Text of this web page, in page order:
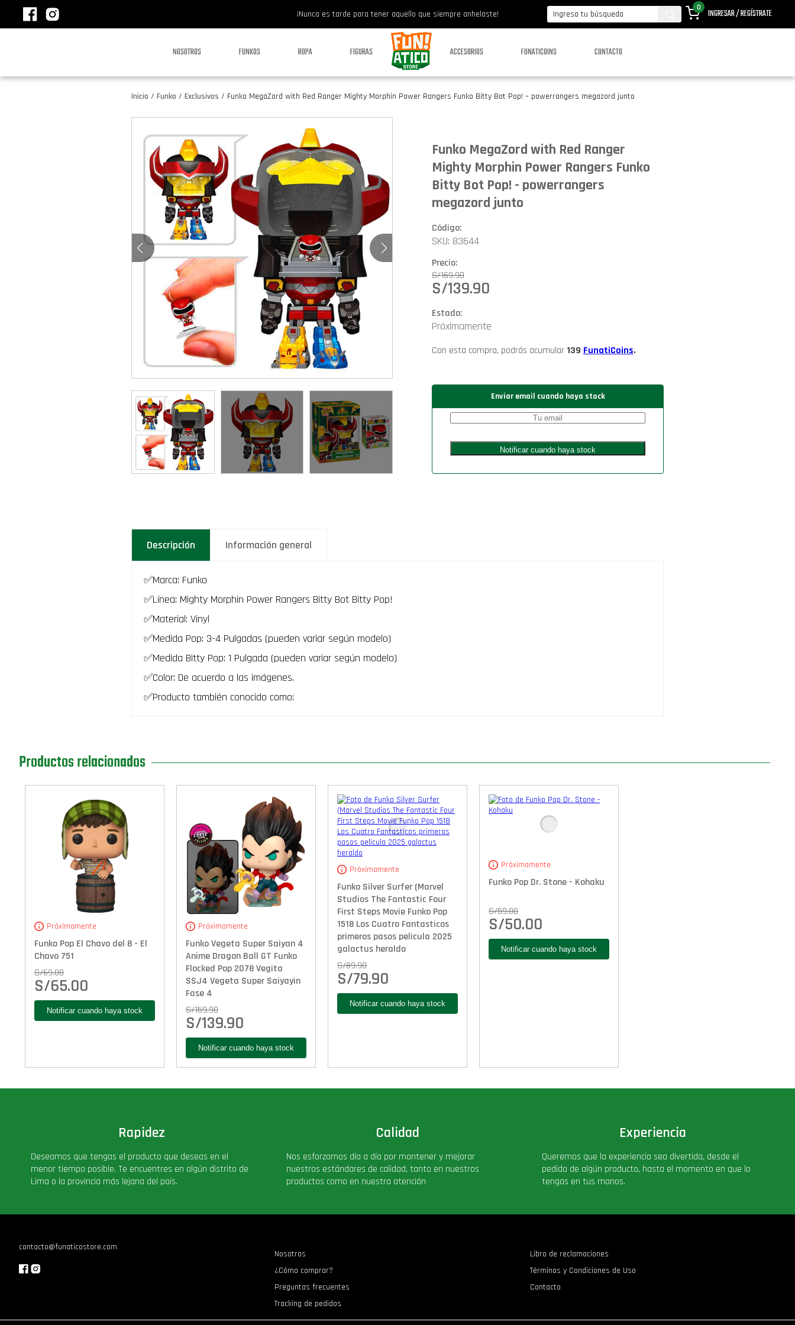
¡Nunca es tarde para tener aquello que siempre anhelaste!
0 INGRESAR / REGÍSTRATE
NOSOTROS FUNKOS ROPA FIGURAS ACCESORIOS FUNATICOINS CONTACTO
Inicio / Funko / Exclusivos / Funko MegaZord with Red Ranger Mighty Morphin Power Rangers Funko Bitty Bot Pop! – powerrangers megazord junto
Funko MegaZord with Red Ranger
Mighty Morphin Power Rangers Funko
Bitty Bot Pop! - powerrangers
megazord junto
Código:
SKU: 83644
Precio:
S/169.90
S/139.90
Estado:
Próximamente
Con esta compra, podrás acumular 139 FunatiCoins.
Enviar email cuando haya stock
Descripción Información general
✅Marca: Funko
✅Línea: Mighty Morphin Power Rangers Bitty Bot Bitty Pop!
✅Material: Vinyl
✅Medida Pop: 3-4 Pulgadas (pueden variar según modelo)
✅Medida Bitty Pop: 1 Pulgada (pueden variar según modelo)
✅Color: De acuerdo a las imágenes.
✅Producto también conocido como:
Productos relacionados
Próximamente
Funko Pop El Chavo del 8 - El
Chavo 751
S/69.00
S/65.00
Próximamente
Funko Vegeta Super Saiyan 4
Anime Dragon Ball GT Funko
Flocked Pop 2078 Vegita
SSJ4 Vegeta Super Saiyayin
Fase 4
S/159.90
S/139.90
Próximamente
Funko Silver Surfer (Marvel
Studios The Fantastic Four
First Steps Movie Funko Pop
1518 Los Cuatro Fantasticos
primeros pasos pelicula 2025
galactus heraldo
S/89.90
S/79.90
Próximamente
Funko Pop Dr. Stone - Kohaku
S/59.00
S/50.00
Rapidez
Deseamos que tengas el producto que deseas en el
menor tiempo posible. Te encuentres en algún distrito de
Lima o la provincia más lejana del país.
Calidad
Nos esforzamos día a día por mantener y mejorar
nuestros estándares de calidad, tanto en nuestros
productos como en nuestra atención
Experiencia
Queremos que la experiencia sea divertida, desde el
pedido de algún producto, hasta el momento en que lo
tengas en tus manos.
contacto@funaticostore.com
Nosotros
¿Cómo comprar?
Preguntas frecuentes
Tracking de pedidos
Libro de reclamaciones
Términos y Condiciones de Uso
Contacto